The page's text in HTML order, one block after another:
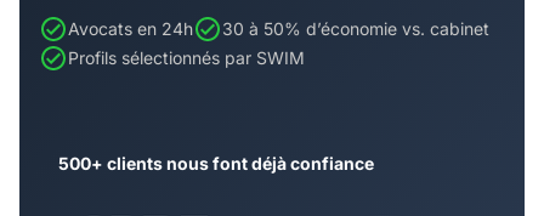
Avocats en 24h
30 à 50% d’économie vs. cabinet
Profils sélectionnés par SWIM
500+ clients nous font déjà confiance